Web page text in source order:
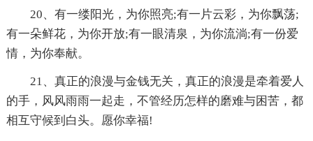
20、有一缕阳光，为你照亮;有一片云彩，为你飘荡;
有一朵鲜花，为你开放;有一眼清泉，为你流淌;有一份爱
情，为你奉献。
21、真正的浪漫与金钱无关，真正的浪漫是牵着爱人
的手，风风雨雨一起走，不管经历怎样的磨难与困苦，都
相互守候到白头。愿你幸福!